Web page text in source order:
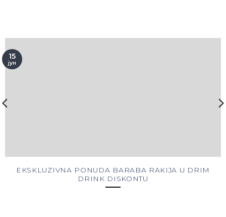
EKSKLUZIVNA PONUDA BARABA RAKIJA U DRIM
DRINK DISKONTU
15
јун